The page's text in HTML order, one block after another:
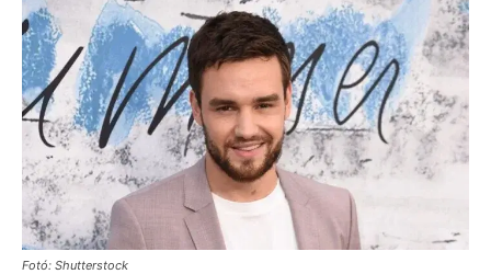
Fotó: Shutterstock